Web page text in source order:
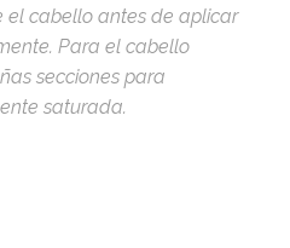
el cabello antes de aplicar
Para el cabello
secciones para
saturada.